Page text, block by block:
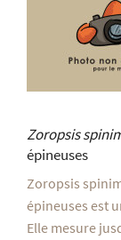
Zoropsis
épineuses
Zoropsis
épineuses est
Elle mesure